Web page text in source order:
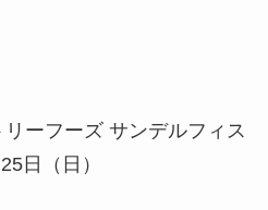
ーフーズ サンデルフィス
日（日）